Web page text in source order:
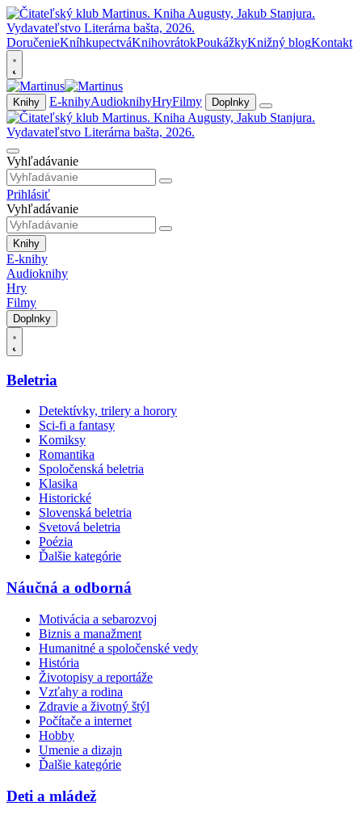
DoručenieKníhkupectváKnihovrátokPoukážkyKnižný blogKontakt
Knihy E-knihyAudioknihyHryFilmy Doplnky
Vyhľadávanie
Prihlásiť
Vyhľadávanie
Knihy
E-knihy
Audioknihy
Hry
Filmy
Doplnky
Beletria
Detektívky, trilery a horory
Sci-fi a fantasy
Komiksy
Romantika
Spoločenská beletria
Klasika
Historické
Slovenská beletria
Svetová beletria
Poézia
Ďalšie kategórie
Náučná a odborná
Motivácia a sebarozvoj
Biznis a manažment
Humanitné a spoločenské vedy
História
Životopisy a reportáže
Vzťahy a rodina
Zdravie a životný štýl
Počítače a internet
Hobby
Umenie a dizajn
Ďalšie kategórie
Deti a mládež